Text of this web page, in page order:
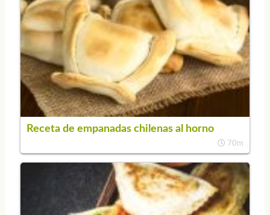
Receta de empanadas chilenas al horno
70m